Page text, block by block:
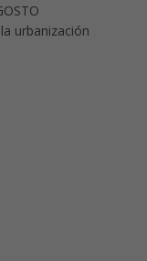
urbanización